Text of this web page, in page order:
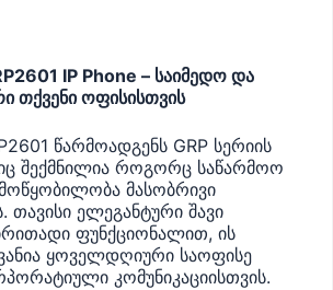
IP Phone – საიმედო და
თქვენი ოფისისთვის
წარმოადგენს GRP სერიის
შექმნილია როგორც საწარმოო
მასობრივი
თავისი ელეგანტური შავი
ფუნქციონალით, ის
ყოველდღიური საოფისე
კომუნიკაციისთვის.